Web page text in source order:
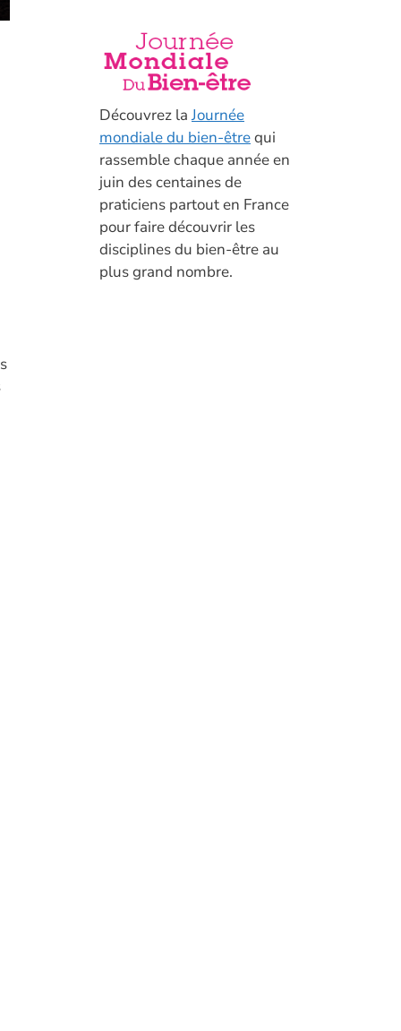
Découvrez laJournée
mondiale du bien-êtrequi
rassemble chaque année en
juin des centaines de
praticiens partout en France
pour faire découvrir les
disciplines du bien-être au
plus grand nombre.